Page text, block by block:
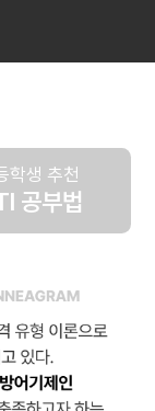
학생 추천
공부법